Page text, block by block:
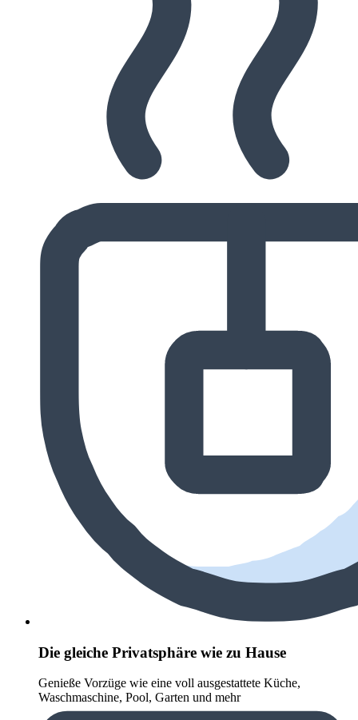
Die gleiche Privatsphäre wie zu Hause
Genieße Vorzüge wie eine voll ausgestattete Küche,
Waschmaschine, Pool, Garten und mehr